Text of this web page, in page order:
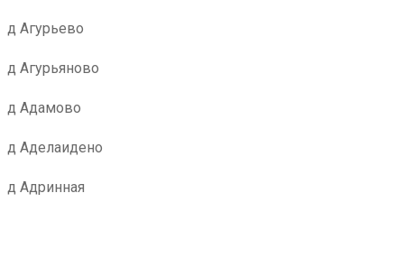
д Агурьево
д Агурьяново
д Адамово
д Аделаидено
д Адринная